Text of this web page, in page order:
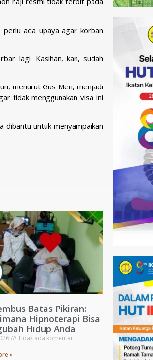
ada upaya agar korban
lagi. Kasihan, kan, sudah
menurut Gus Men, menjadi
tidak menggunakan visa ini
dibantu untuk menyampaikan
Batas Pikiran:
Hipnoterapi Bisa
Hidup Anda
Tidak ada komentar
»